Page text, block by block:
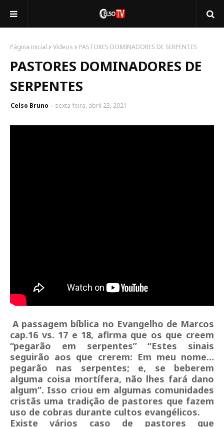
Página inicial Videos PASTORES DOMINADORES DE SERPENTES
PASTORES DOMINADORES DE
SERPENTES
Celso Bruno sexta-feira, abril 23, 2021
A passagem bíblica no Evangelho de Marcos
cap.16 vs. 17 e 18, afirma que os que creem
“pegarão em serpentes” “Estes sinais
seguirão aos que crerem: Em meu nome…
pegarão nas serpentes; e, se beberem
alguma coisa mortífera, não lhes fará dano
algum”. Isso criou em algumas comunidades
cristãs uma tradição de pastores que fazem
uso de cobras durante cultos evangélicos.
Existe vários caso de pastores que